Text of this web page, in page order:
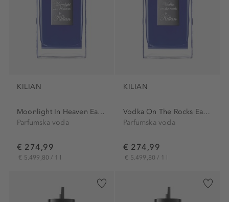
KILIAN
Moonlight In Heaven Eau de...
Parfumska voda
€ 274,99
€ 5.499,80 / 1 l
KILIAN
Vodka On The Rocks Eau de...
Parfumska voda
€ 274,99
€ 5.499,80 / 1 l